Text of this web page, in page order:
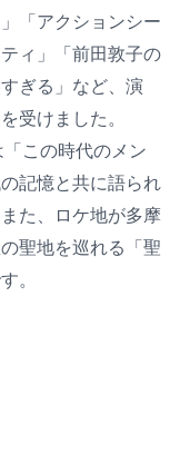
「アクションシー
ィ」「前田敦子の
ぎる」など、演
受けました。
この時代のメン
記憶と共に語られ
た、ロケ地が多摩
聖地を巡れる「聖
。